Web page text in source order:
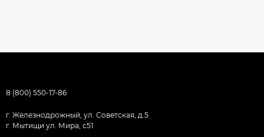
8 (800) 550-17-86
г. Железнодрожный, ул. Советская, д.5
г. Мытищи ул. Мира, с51